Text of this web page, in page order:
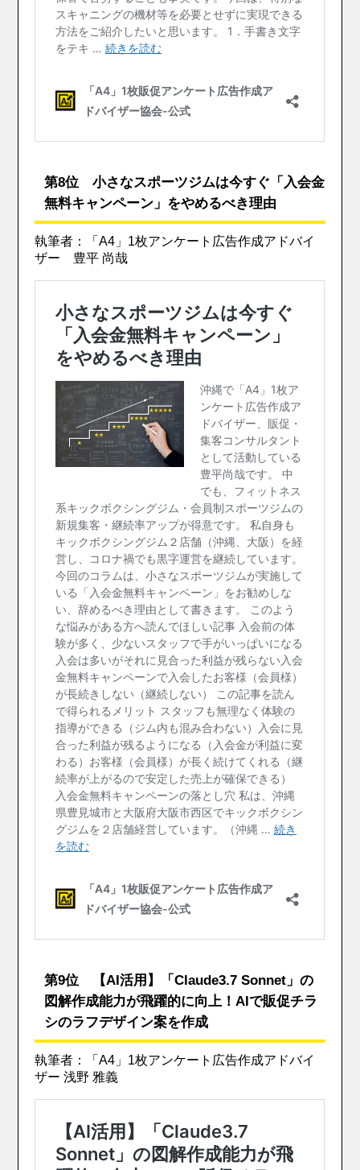
第8位 小さなスポーツジムは今すぐ「入会金
無料キャンペーン」をやめるべき理由
執筆者：「A4」1枚アンケート広告作成アドバイ
ザー 豊平 尚哉
第9位 【AI活用】「Claude3.7 Sonnet」の
図解作成能力が飛躍的に向上！AIで販促チラ
シのラフデザイン案を作成
執筆者：「A4」1枚アンケート広告作成アドバイ
ザー 浅野 雅義